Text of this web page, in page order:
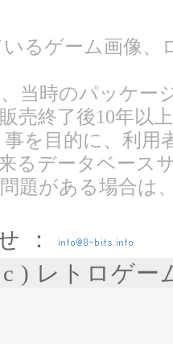
るゲーム画像、
当時のパッケー
売終了後10年以
を目的に、利用
るデータベース
題がある場合は
：
) レトロゲー